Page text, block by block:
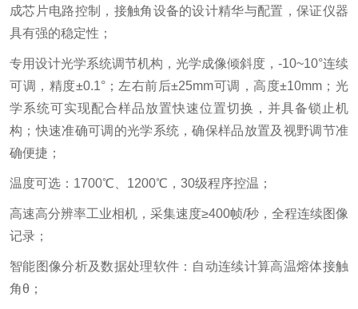
成芯片电路控制，接触角设备的设计精华与配置，保证仪器
具有强的稳定性；
专用设计光学系统调节机构，光学成像倾斜度，-10~10°连续
可调，精度±0.1°；左右前后±25mm可调，高度±10mm；光
学系统可实现配合样品放置快速位置切换，并具备锁止机
构；快速准确可调的光学系统，确保样品放置及视野调节准
确便捷；
温度可选：1700℃、1200℃，30级程序控温；
高速高分辨率工业相机，采集速度≥400帧/秒，全程连续图像
记录；
智能图像分析及数据处理软件：自动连续计算高温熔体接触
角θ；